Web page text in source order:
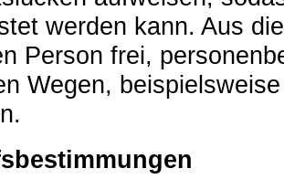
werden kann. Aus
Person frei,
Wegen,